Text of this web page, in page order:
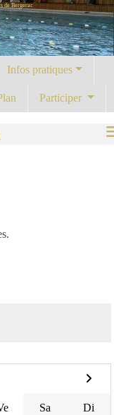
de Bergerac
Infos pratiques
Participer
Sa Di